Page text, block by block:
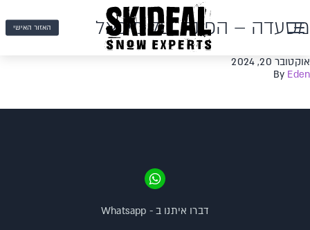
האזור האישי מסעדה – הפינה של מיכאל
אוקטובר 20, 2024
By Eden
דברו איתנו ב - Whatsapp